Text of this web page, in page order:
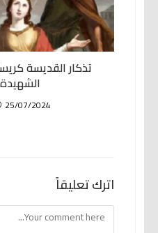
تذكار القديسة
الشهيدة
25/07/2024
اترك تعليقاً